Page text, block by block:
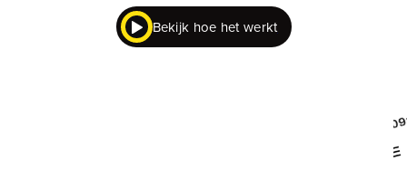
Bekijk hoe het werkt